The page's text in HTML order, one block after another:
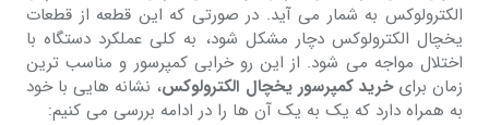
الکترولوکس به شمار می آید. در صورتی که این قطعه از قطعات
یخچال الکترولوکس دچار مشکل شود، به کلی عملکرد دستگاه با
اختلال مواجه می شود. از این رو خرابی کمپرسور و مناسب ترین
زمان برایخرید کمپرسور یخچال الکترولوکس، نشانه هایی با خود
به همراه دارد که یک به یک آن ها را در ادامه بررسی می کنیم: